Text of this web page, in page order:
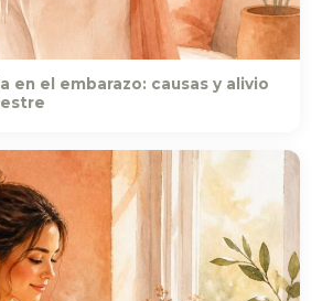
en el embarazo: causas y alivio